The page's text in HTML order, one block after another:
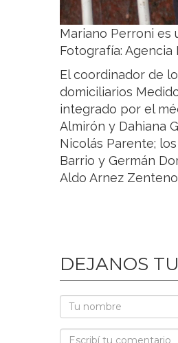
Mariano Perroni es
Fotografía: Agencia
El coordinador de
domiciliarios
integrado por el
Almirón y Dahiana
Nicolás Parente;
Barrio y Germán
Aldo Arnez
DEJANOS